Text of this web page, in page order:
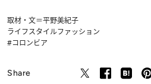
取材・文＝平野美紀子
ライフスタイルファッション
#コロンビア
Share